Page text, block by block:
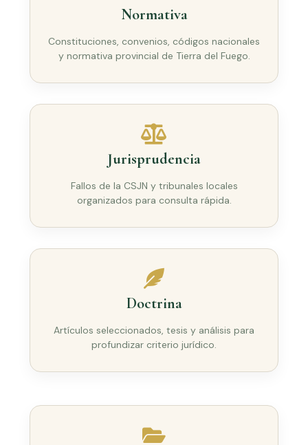
Normativa
Constituciones, convenios, códigos nacionales
y normativa provincial de Tierra del Fuego.
Jurisprudencia
Fallos de la CSJN y tribunales locales
organizados para consulta rápida.
Doctrina
Artículos seleccionados, tesis y análisis para
profundizar criterio jurídico.